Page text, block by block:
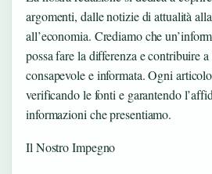
argomenti, dalle notizie di attualità
all’economia. Crediamo che
possa fare la differenza e contribuire
consapevole e informata. Ogni
verificando le fonti e garantendo
informazioni che presentiamo.
Il Nostro Impegno